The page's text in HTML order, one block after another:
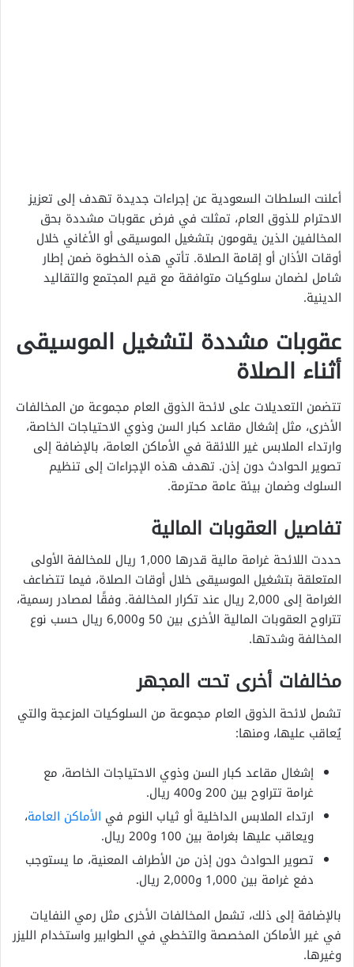
أعلنت السلطات السعودية عن إجراءات جديدة تهدف إلى تعزيز
الاحترام للذوق العام، تمثلت في فرض عقوبات مشددة بحق
المخالفين الذين يقومون بتشغيل الموسيقى أو الأغاني خلال
أوقات الأذان أو إقامة الصلاة. تأتي هذه الخطوة ضمن إطار
شامل لضمان سلوكيات متوافقة مع قيم المجتمع والتقاليد
الدينية.
عقوبات مشددة لتشغيل الموسيقى
أثناء الصلاة
تتضمن التعديلات على لائحة الذوق العام مجموعة من المخالفات
الأخرى، مثل إشغال مقاعد كبار السن وذوي الاحتياجات الخاصة،
وارتداء الملابس غير اللائقة في الأماكن العامة، بالإضافة إلى
تصوير الحوادث دون إذن. تهدف هذه الإجراءات إلى تنظيم
السلوك وضمان بيئة عامة محترمة.
تفاصيل العقوبات المالية
حددت اللائحة غرامة مالية قدرها 1,000 ريال للمخالفة الأولى
المتعلقة بتشغيل الموسيقى خلال أوقات الصلاة، فيما تتضاعف
الغرامة إلى 2,000 ريال عند تكرار المخالفة. وفقًا لمصادر رسمية،
تتراوح العقوبات المالية الأخرى بين 50 و6,000 ريال حسب نوع
المخالفة وشدتها.
مخالفات أخرى تحت المجهر
تشمل لائحة الذوق العام مجموعة من السلوكيات المزعجة والتي
يُعاقب عليها، ومنها:
إشغال مقاعد كبار السن وذوي الاحتياجات الخاصة، مع
غرامة تتراوح بين 200 و400 ريال.
ارتداء الملابس الداخلية أو ثياب النوم في الأماكن العامة،
ويعاقب عليها بغرامة بين 100 و200 ريال.
تصوير الحوادث دون إذن من الأطراف المعنية، ما يستوجب
دفع غرامة بين 1,000 و2,000 ريال.
بالإضافة إلى ذلك، تشمل المخالفات الأخرى مثل رمي النفايات
في غير الأماكن المخصصة والتخطي في الطوابير واستخدام الليزر
وغيرها.